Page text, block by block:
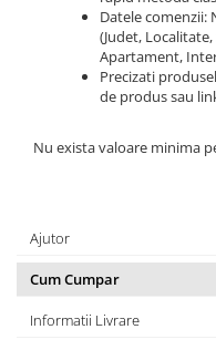
Datele comenzii:
(Judet,
Apartament,
Precizati
de produs sau
Nu exista valoare minima
Ajutor
Cum Cumpar
Informatii Livrare